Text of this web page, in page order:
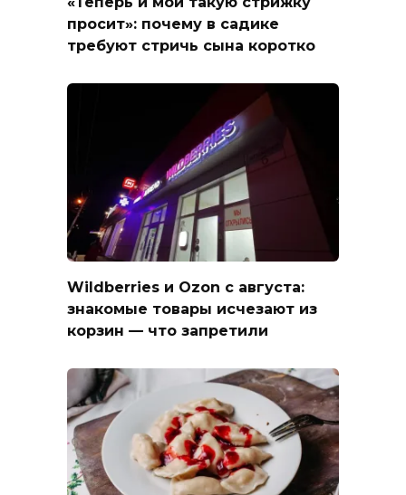
просит»: почему в садике
требуют стричь сына коротко
Wildberries и Ozon с августа:
знакомые товары исчезают из
корзин — что запретили